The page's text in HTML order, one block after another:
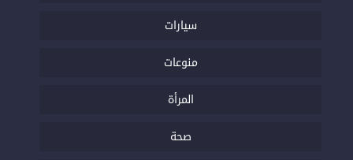
سيارات
منوعات
المرأة
صحة